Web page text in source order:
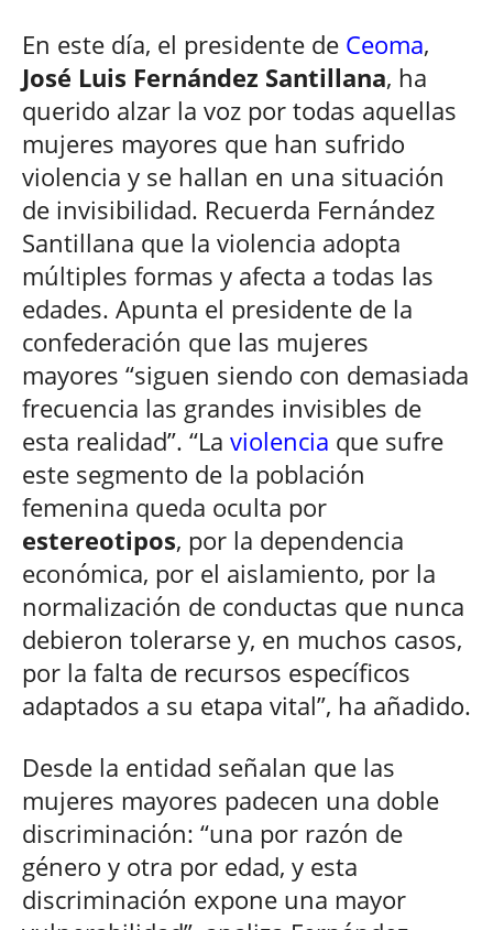
En este día, el presidente de Ceoma,
José Luis Fernández Santillana, ha
querido alzar la voz por todas aquellas
mujeres mayores que han sufrido
violencia y se hallan en una situación
de invisibilidad. Recuerda Fernández
Santillana que la violencia adopta
múltiples formas y afecta a todas las
edades. Apunta el presidente de la
confederación que las mujeres
mayores “siguen siendo con demasiada
frecuencia las grandes invisibles de
esta realidad”. “La violencia que sufre
este segmento de la población
femenina queda oculta por
estereotipos, por la dependencia
económica, por el aislamiento, por la
normalización de conductas que nunca
debieron tolerarse y, en muchos casos,
por la falta de recursos específicos
adaptados a su etapa vital”, ha añadido.
Desde la entidad señalan que las
mujeres mayores padecen una doble
discriminación: “una por razón de
género y otra por edad, y esta
discriminación expone una mayor